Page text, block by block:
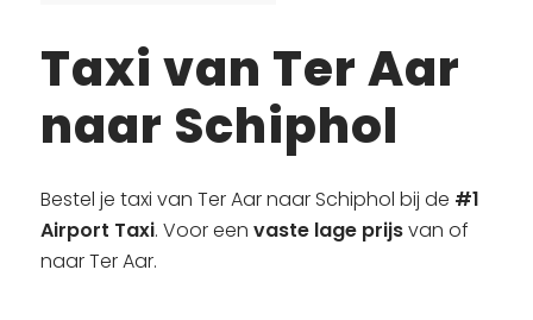
Taxi van Ter Aar
naar Schiphol
Bestel je taxi van Ter Aar naar Schiphol bij de #1
Airport Taxi. Voor een vaste lage prijsvan of
naar Ter Aar.